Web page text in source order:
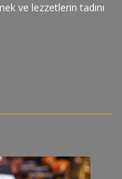
ve lezzetlerin tadını